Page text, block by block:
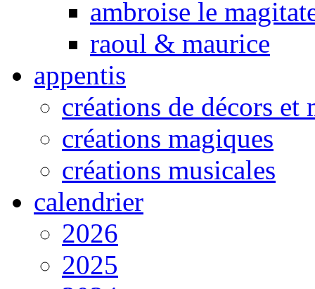
ambroise le
raoul & maurice
appentis
créations de décors et
créations magiques
créations musicales
calendrier
2026
2025